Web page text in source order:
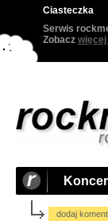
Ciasteczka
Serwis
Zobacz
dodaj